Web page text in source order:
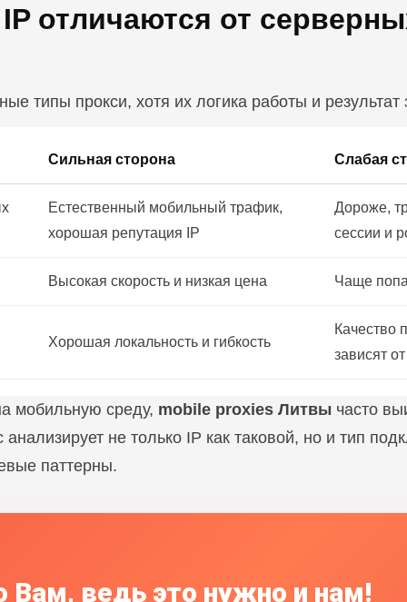
отличаются от
типы прокси, хотя их логика работы и результат
Сильная сторона Слабая
Естественный мобильный трафик,
хорошая репутация IP
Дороже,
сессии и
Высокая скорость и низкая цена Чаще
Хорошая локальность и гибкость
Качество
зависят
мобильную среду, mobile proxies Литвы часто
не только IP как таковой, но и тип
паттерны.
Вам, ведь это нужно и нам!